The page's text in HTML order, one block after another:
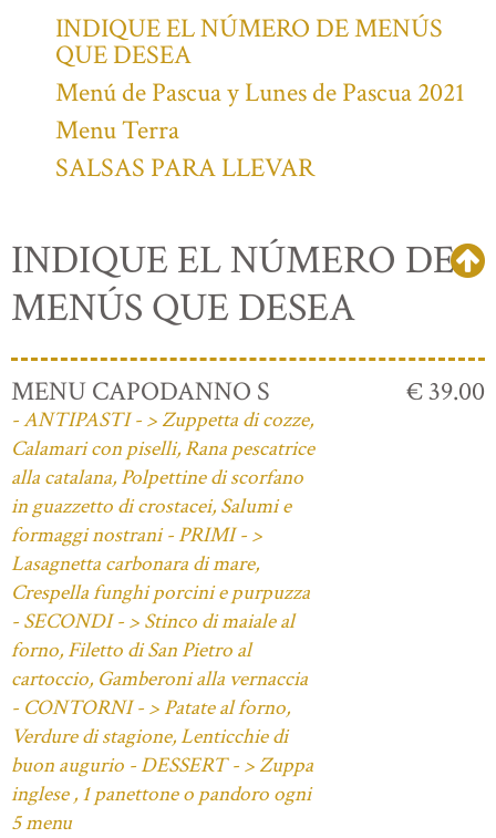
INDIQUE EL NÚMERO DE MENÚS
QUE DESEA
Menú de Pascua y Lunes de Pascua 2021
Menu Terra
SALSAS PARA LLEVAR
INDIQUE EL NÚMERO DE
MENÚS QUE DESEA
MENU CAPODANNO S
- ANTIPASTI - > Zuppetta di cozze,
Calamari con piselli, Rana pescatrice
alla catalana, Polpettine di scorfano
in guazzetto di crostacei, Salumi e
formaggi nostrani - PRIMI - >
Lasagnetta carbonara di mare,
Crespella funghi porcini e purpuzza
- SECONDI - > Stinco di maiale al
forno, Filetto di San Pietro al
cartoccio, Gamberoni alla vernaccia
- CONTORNI - > Patate al forno,
Verdure di stagione, Lenticchie di
buon augurio - DESSERT - > Zuppa
inglese , 1 panettone o pandoro ogni
5 menu
€ 39.00